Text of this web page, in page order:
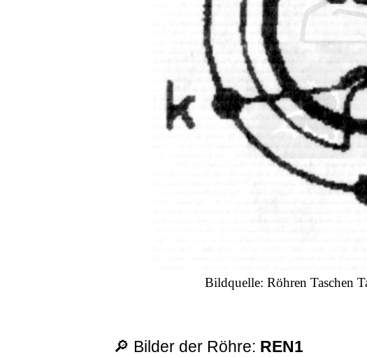
Bildquelle: Röhren Taschen
🔎 Bilder der Röhre: REN1